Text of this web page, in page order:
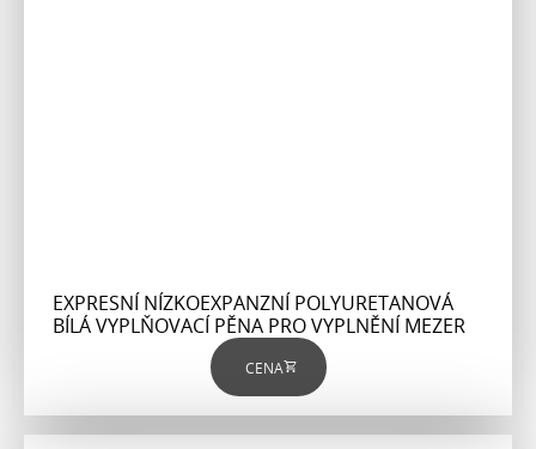
EXPRESNÍ NÍZKOEXPANZNÍ POLYURETANOVÁ
BÍLÁ VYPLŇOVACÍ PĚNA PRO VYPLNĚNÍ MEZER
CENA